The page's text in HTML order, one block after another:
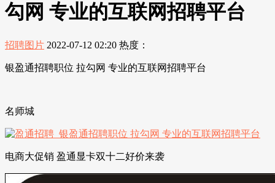
勾网 专业的互联网招聘平台
招聘图片 2022-07-12 02:20 热度：
银盈通招聘职位 拉勾网 专业的互联网招聘平台
名师城
电商大促销 盈通显卡双十二好价来袭